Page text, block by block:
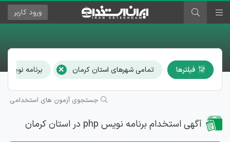
ورود کاربر
فیلترها تمامی شهرهای استان کرمان × برنامه نویس php
جستجوی آزمون های استخدامی
آگهی استخدام برنامه نویس php در استان کرمان